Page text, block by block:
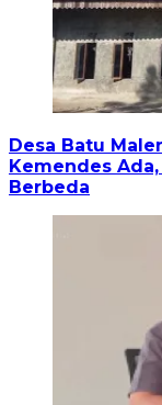
Desa Batu
Kemendes
Berbeda